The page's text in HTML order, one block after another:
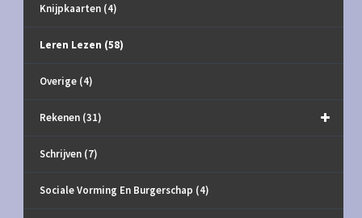
Knijpkaarten (4)
Leren Lezen (58)
Overige (4)
Rekenen (31)
Schrijven (7)
Sociale Vorming En Burgerschap (4)